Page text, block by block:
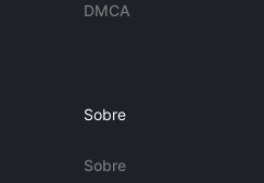
DMCA
Sobre
Sobre